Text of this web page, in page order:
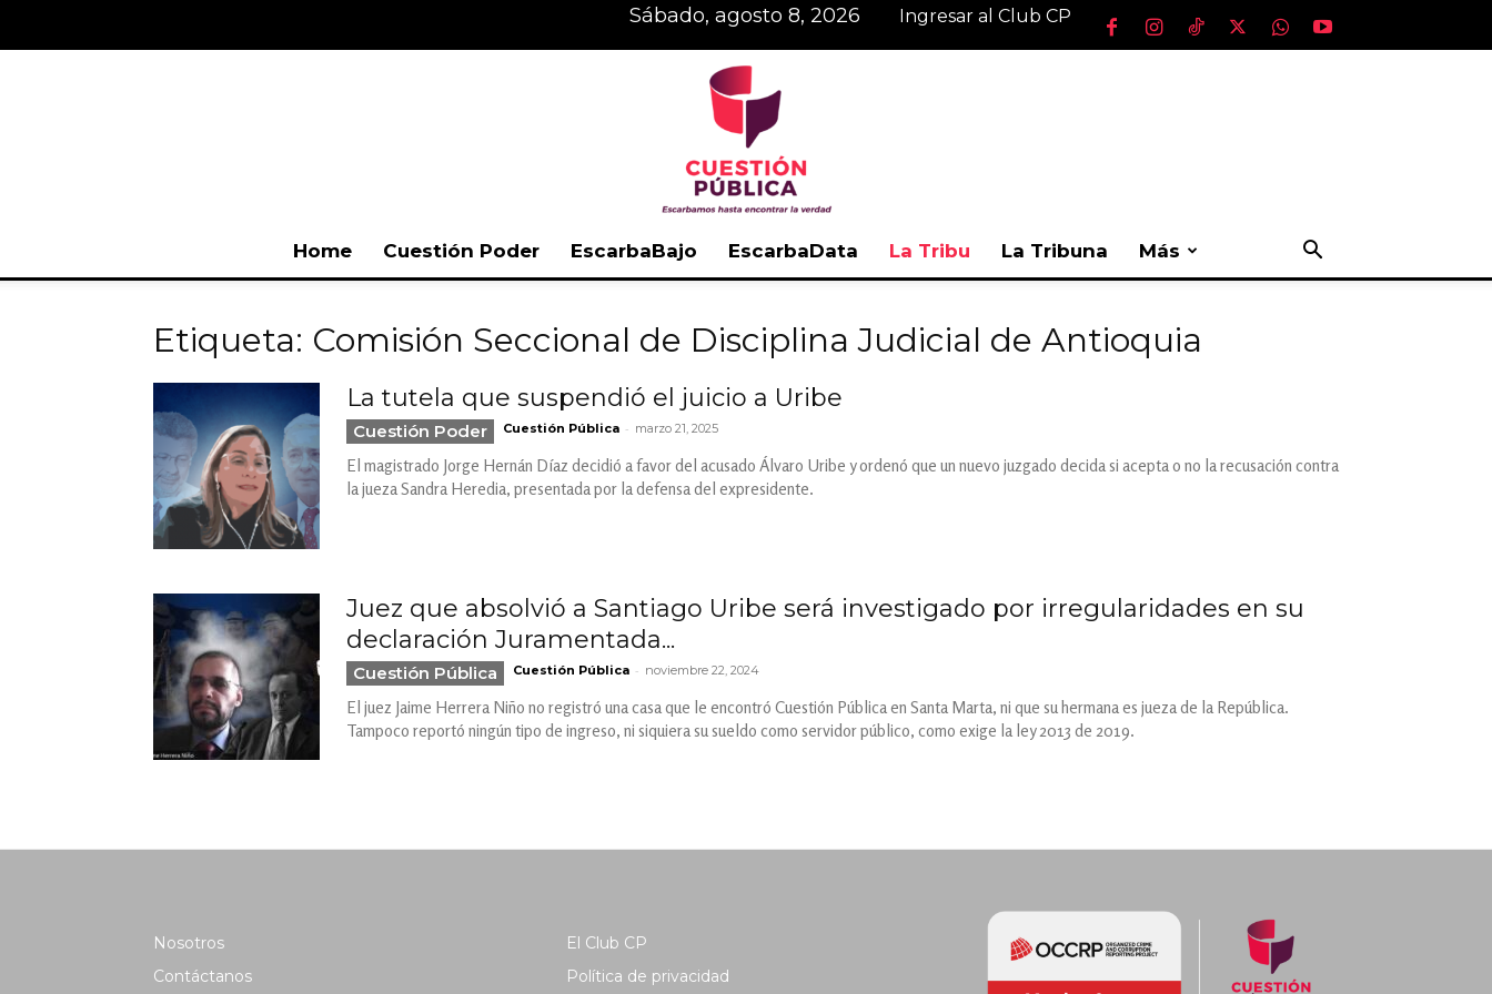
sábado, agosto 8, 2026 Ingresar al Club CP
Home Cuestión Poder EscarbaBajo EscarbaData La Tribu La Tribuna Más
Etiqueta: Comisión Seccional de Disciplina Judicial de Antioquia
La tutela que suspendió el juicio a Uribe
Cuestión Poder Cuestión Pública - marzo 21, 2025
El magistrado Jorge Hernán Díaz decidió a favor del acusado Álvaro Uribe y ordenó que un nuevo juzgado decida si acepta o no la recusación contra
la jueza Sandra Heredia, presentada por la defensa del expresidente.
Juez que absolvió a Santiago Uribe será investigado por irregularidades en su
declaración Juramentada...
Cuestión Pública Cuestión Pública - noviembre 22, 2024
El juez Jaime Herrera Niño no registró una casa que le encontró Cuestión Pública en Santa Marta, ni que su hermana es jueza de la República.
Tampoco reportó ningún tipo de ingreso, ni siquiera su sueldo como servidor público, como exige la ley 2013 de 2019.
Nosotros
Contáctanos
El Club CP
Política de privacidad